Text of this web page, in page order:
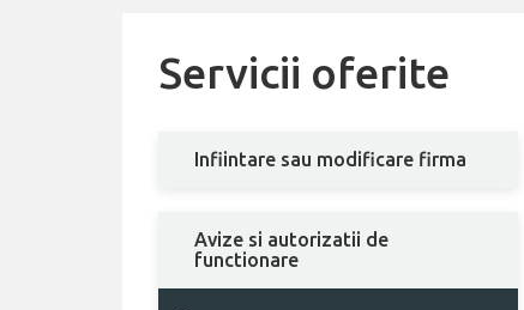
Servicii oferite
Infiintare sau modificare firma
Avize si autorizatii de
functionare